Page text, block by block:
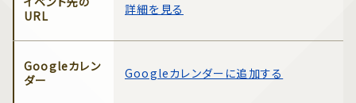
URL
詳細を見る
Googleカレン
ダー
Googleカレンダーに追加する